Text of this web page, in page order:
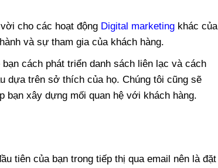
cho các hoạt động Digital marketing khác của
và sự tham gia của khách hàng.
cách phát triển danh sách liên lạc và cách
dựa trên sở thích của họ. Chúng tôi cũng sẽ
bạn xây dựng mối quan hệ với khách hàng.
tiên của bạn trong tiếp thị qua email nên là đặt